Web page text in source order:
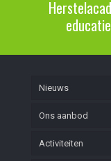
Nieuws
Ons aanbod
Activiteiten